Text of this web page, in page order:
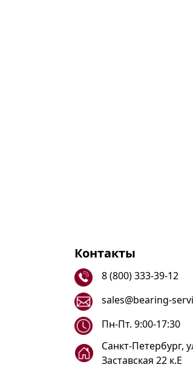
Контакты
8 (800) 333-39-12
sales@bearing-
Санкт-Петербург,
Заставская 22 к.Е
Пн-Пт. 9:00-17:30